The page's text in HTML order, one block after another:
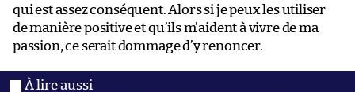
qui est assez conséquent. Alors si je peux les utiliser
de manière positive et qu’ils m’aident à vivre de ma
passion, ce serait dommage d’y renoncer.